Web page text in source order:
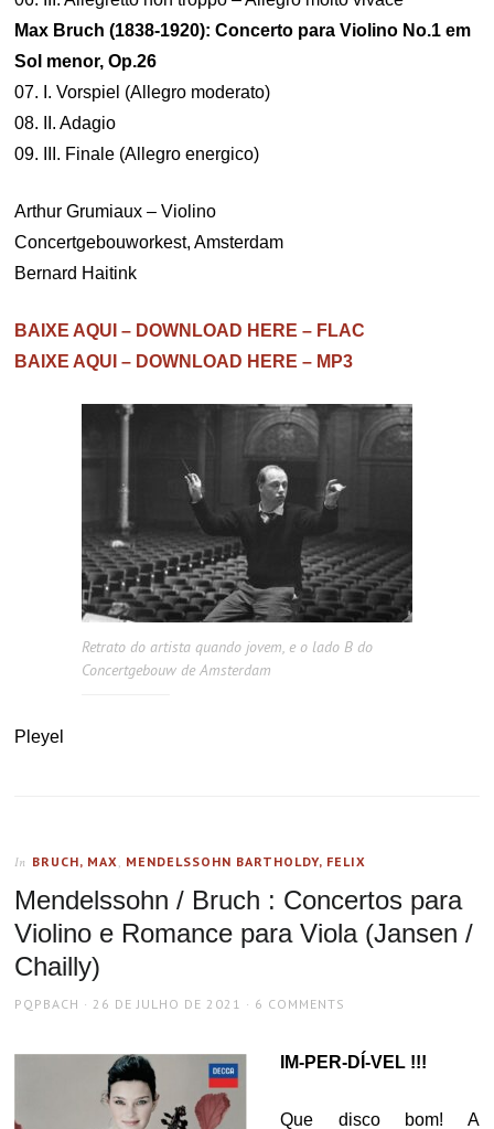
Max Bruch (1838-1920): Concerto para Violino No.1 em
Sol menor, Op.26
07. I. Vorspiel (Allegro moderato)
08. II. Adagio
09. III. Finale (Allegro energico)
Arthur Grumiaux – Violino
Concertgebouworkest, Amsterdam
Bernard Haitink
BAIXE AQUI – DOWNLOAD HERE – FLAC
BAIXE AQUI – DOWNLOAD HERE – MP3
Retrato do artista quando jovem, e o lado B do
Concertgebouw de Amsterdam
Pleyel
In BRUCH, MAX MENDELSSOHN BARTHOLDY, FELIX
Mendelssohn / Bruch : Concertos para
Violino e Romance para Viola (Jansen /
Chailly)
AUTHOR
PQPBACH
POSTED
26 DE JULHO DE 2021 6 COMMENTS
IM-PER-DÍ-VEL !!!
Que disco bom! A